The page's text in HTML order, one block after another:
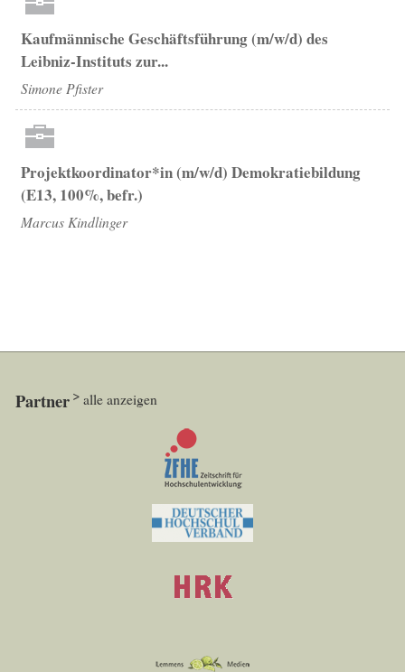
Kaufmännische Geschäftsführung (m/w/d) des
Leibniz-Instituts zur...
Simone Pfister
Projektkoordinator*in (m/w/d) Demokratiebildung
(E13, 100%, befr.)
Marcus Kindlinger
Partner alle anzeigen